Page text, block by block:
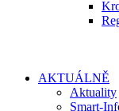
AKTUÁLNĚ
Aktuality
Smart-